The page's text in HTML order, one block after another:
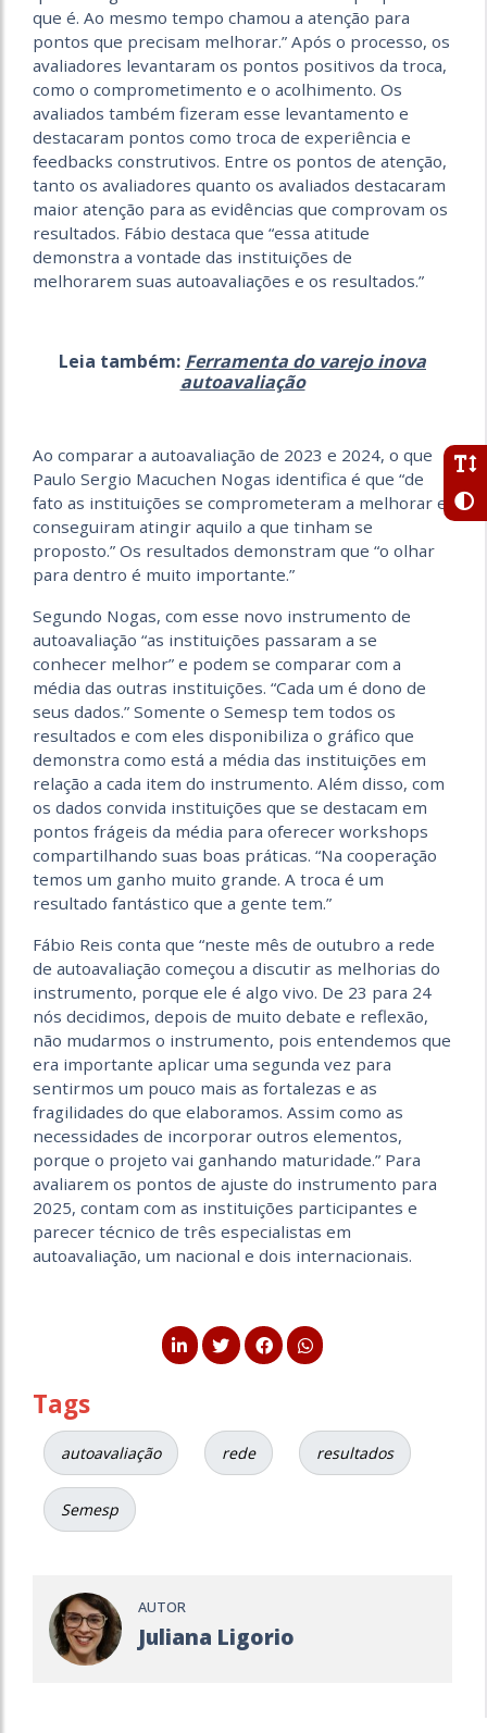
que é. Ao mesmo tempo chamou a atenção para
pontos que precisam melhorar.” Após o processo, os
avaliadores levantaram os pontos positivos da troca,
como o comprometimento e o acolhimento. Os
avaliados também fizeram esse levantamento e
destacaram pontos como troca de experiência e
feedbacks construtivos. Entre os pontos de atenção,
tanto os avaliadores quanto os avaliados destacaram
maior atenção para as evidências que comprovam os
resultados. Fábio destaca que “essa atitude
demonstra a vontade das instituições de
melhorarem suas autoavaliações e os resultados.”
Leia também: Ferramenta do varejo inova
autoavaliação
Ao comparar a autoavaliação de 2023 e 2024, o que
Paulo Sergio Macuchen Nogas identifica é que “de
fato as instituições se comprometeram a melhorar e
conseguiram atingir aquilo a que tinham se
proposto.” Os resultados demonstram que “o olhar
para dentro é muito importante.”
Segundo Nogas, com esse novo instrumento de
autoavaliação “as instituições passaram a se
conhecer melhor” e podem se comparar com a
média das outras instituições. “Cada um é dono de
seus dados.” Somente o Semesp tem todos os
resultados e com eles disponibiliza o gráfico que
demonstra como está a média das instituições em
relação a cada item do instrumento. Além disso, com
os dados convida instituições que se destacam em
pontos frágeis da média para oferecer workshops
compartilhando suas boas práticas. “Na cooperação
temos um ganho muito grande. A troca é um
resultado fantástico que a gente tem.”
Fábio Reis conta que “neste mês de outubro a rede
de autoavaliação começou a discutir as melhorias do
instrumento, porque ele é algo vivo. De 23 para 24
nós decidimos, depois de muito debate e reflexão,
não mudarmos o instrumento, pois entendemos que
era importante aplicar uma segunda vez para
sentirmos um pouco mais as fortalezas e as
fragilidades do que elaboramos. Assim como as
necessidades de incorporar outros elementos,
porque o projeto vai ganhando maturidade.” Para
avaliarem os pontos de ajuste do instrumento para
2025, contam com as instituições participantes e
parecer técnico de três especialistas em
autoavaliação, um nacional e dois internacionais.
Tags
autoavaliação rede resultados
Semesp
AUTOR
Juliana Ligorio